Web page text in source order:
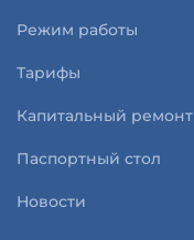
Режим работы
Тарифы
Капитальный ремонт
Паспортный стол
Новости